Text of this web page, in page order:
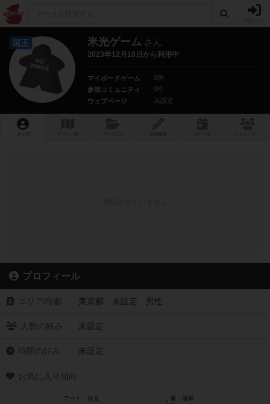
ログイン
国王 米光ゲーム さん
2023年12月18日から利用中
マイボードゲーム
0個
参加コミュニティ
0件
ウェブページ
未設定
トップ
プロフィール
エリア/年齡 東京都 未設定 男性
人数の好み 未設定
時間の好み 未設定
お気に入り傾向